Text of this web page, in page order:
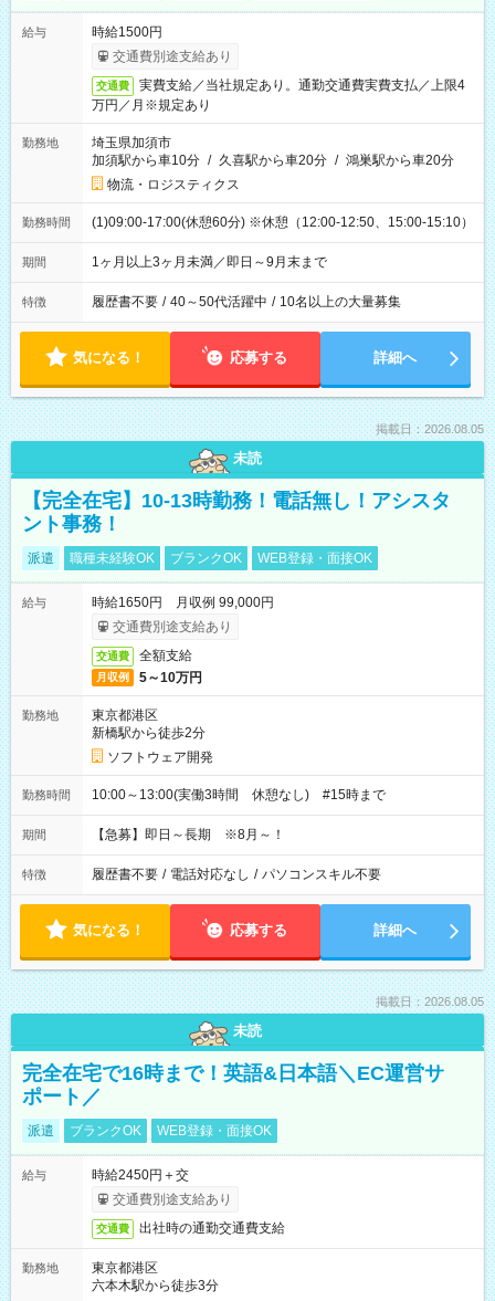
給与
時給1500円
交通費別途支給あり
交通費
実費支給／当社規定あり。通勤交通費実費支払／上限4
万円／月※規定あり
勤務地
埼玉県加須市
加須駅から車10分 / 久喜駅から車20分 / 鴻巣駅から車20分
物流・ロジスティクス
勤務時間 (1)09:00-17:00(休憩60分) ※休憩（12:00-12:50、15:00-15:10）
期間 1ヶ月以上3ヶ月未満／即日～9月末まで
特徴 履歴書不要 / 40～50代活躍中 / 10名以上の大量募集
気になる！ 応募する 詳細へ
掲載日：2026.08.05
未読
【完全在宅】10-13時勤務！電話無し！アシスタ
ント事務！
派遣 職種未経験OK ブランクOK WEB登録・面接OK
給与
時給1650円 月収例 99,000円
交通費別途支給あり
交通費 全額支給
月収例 5～10万円
勤務地
東京都港区
新橋駅から徒歩2分
ソフトウェア開発
勤務時間 10:00～13:00(実働3時間 休憩なし) #15時まで
期間 【急募】即日～長期 ※8月～！
特徴 履歴書不要 / 電話対応なし / パソコンスキル不要
気になる！ 応募する 詳細へ
掲載日：2026.08.05
未読
完全在宅で16時まで！英語&日本語＼EC運営サ
ポート／
派遣 ブランクOK WEB登録・面接OK
給与
時給2450円＋交
交通費別途支給あり
交通費 出社時の通勤交通費支給
勤務地
東京都港区
六本木駅から徒歩3分